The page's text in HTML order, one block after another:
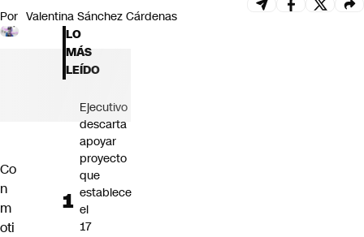
Por Valentina Sánchez Cárdenas
Co
n
m
oti
LO
MÁS
LEÍDO
Ejecutivo
descarta
apoyar
proyecto
que
establece
el
17